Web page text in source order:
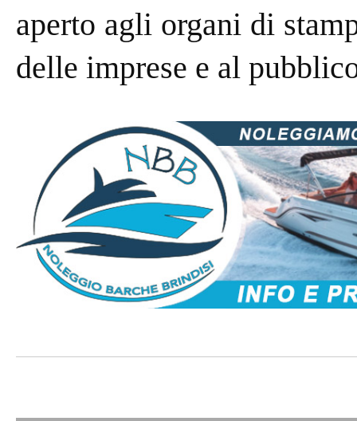
aperto agli organi di
delle imprese e al